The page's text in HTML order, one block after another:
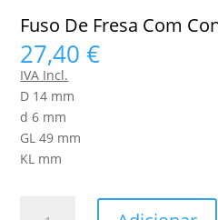
Fuso De Fresa Com
27,40€
IVA Incl.
D 14 mm
d 6 mm
GL 49 mm
KL mm